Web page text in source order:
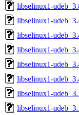
libselinux1-
libselinux1-
libselinux1-
libselinux1-
libselinux1-
libselinux1-
libselinux1-
libselinux1-